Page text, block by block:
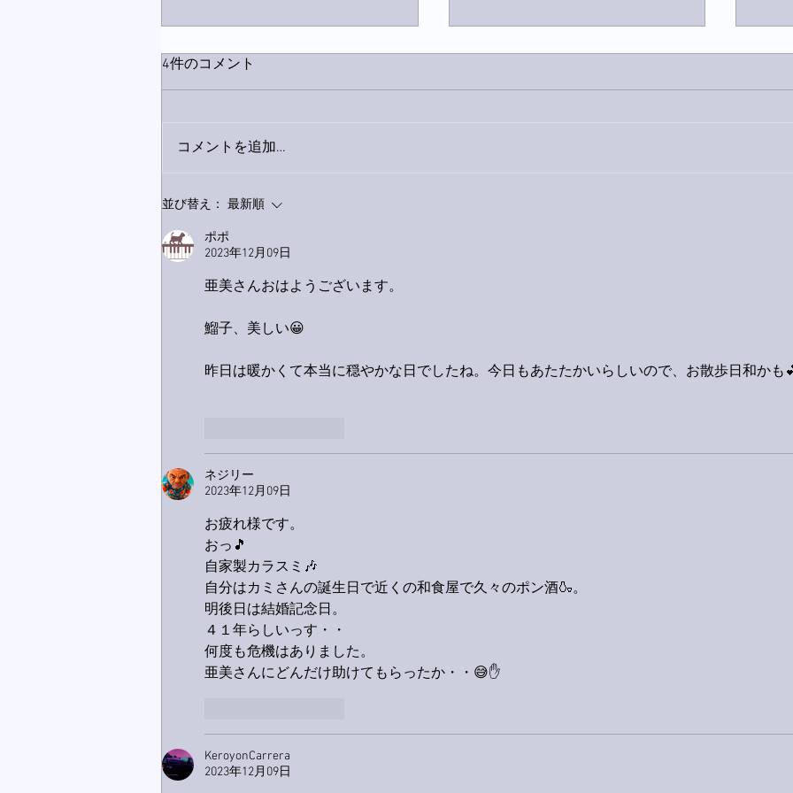
9月23日「amiism」リリー
4件のコメント
コメントを追加…
並び替え： 最新順
ポポ
2023年12月09日
亜美さんおはようございます。
鰡子、美しい😀
昨日は暖かくて本当に穏やかな日でしたね。今日もあたたかいらしいので、お散歩日和かも
ネジリー
2023年12月09日
お疲れ様です。
おっ🎵
自家製カラスミ🎶
自分はカミさんの誕生日で近くの和食屋で久々のポン酒🍶。
明後日は結婚記念日。
４１年らしいっす・・
何度も危機はありました。
亜美さんにどんだけ助けてもらったか・・😅✋
KeroyonCarrera
2023年12月09日